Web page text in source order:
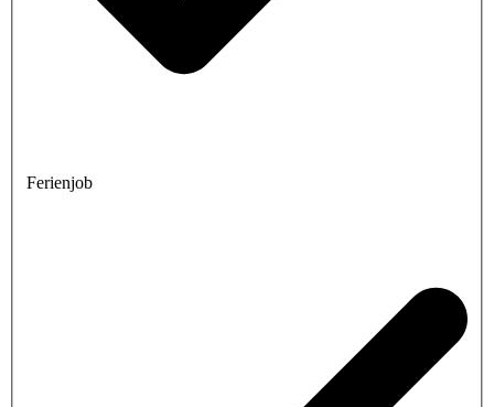
Ferienjob